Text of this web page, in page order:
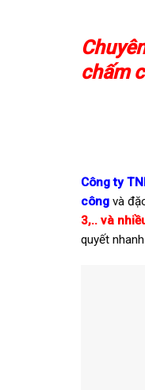
chấm
Công ty
công và
3,.. và
quyết